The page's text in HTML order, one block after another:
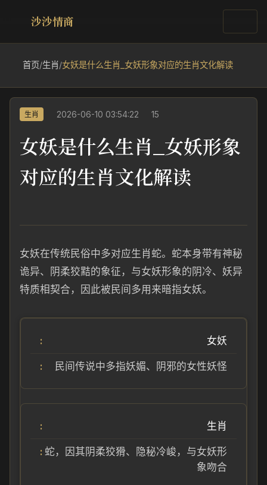
沙沙情商
首页/生肖/女妖是什么生肖_女妖形象对应的生肖文化解读
生肖 2026-06-10 03:54:22 15
女妖是什么生肖_女妖形象
对应的生肖文化解读
女妖在传统民俗中多对应生肖蛇。蛇本身带有神秘
诡异、阴柔狡黠的象征，与女妖形象的阴冷、妖异
特质相契合，因此被民间多用来暗指女妖。
女妖
民间传说中多指妖媚、阴邪的女性妖怪
生肖
蛇，因其阴柔狡猾、隐秘冷峻，与女妖形
象吻合